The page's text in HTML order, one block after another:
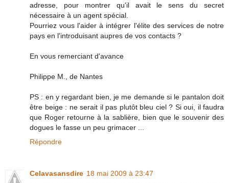
adresse, pour montrer qu'il avait le sens du secret
nécessaire à un agent spécial.
Pourriez vous l'aider à intégrer l'élite des services de notre
pays en l'introduisant aupres de vos contacts ?
En vous remerciant d'avance
Philippe M., de Nantes
PS : en y regardant bien, je me demande si le pantalon doit
être beige : ne serait il pas plutôt bleu ciel ? Si oui, il faudra
que Roger retourne à la sablière, bien que le souvenir des
dogues le fasse un peu grimacer ...
Répondre
Celavasansdire 18 mai 2009 à 23:47